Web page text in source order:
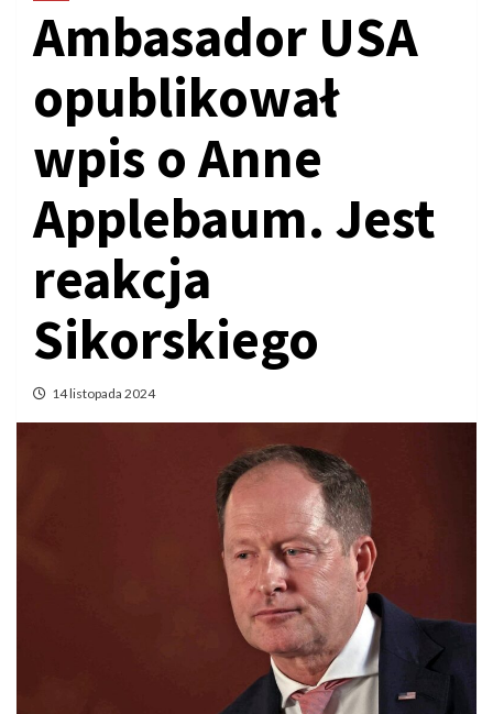
Ambasador USA
opublikował
wpis o Anne
Applebaum. Jest
reakcja
Sikorskiego
14 listopada 2024